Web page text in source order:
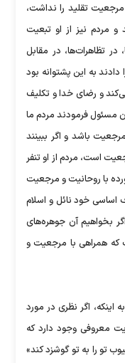
تقلید را نداشت،
مردم نیز از او تبعیت
در تظاهرات‌ها، در مقابل
به این پشتوانه بود
و رضای خدا و تکلیف
مسئول فرمودند مردم ما
باشد و اگر ببینند
است، مردم از او تنفر
با روحانیت و مرجعیت
اساسی خود نائل و اسلام
بخواهیم آن جوهره‌های
که همراهی با مرجعیت و
اینکه، اگر نظری در مورد
معروفی وجود دارد که
تو را به تو گوشزد کند»